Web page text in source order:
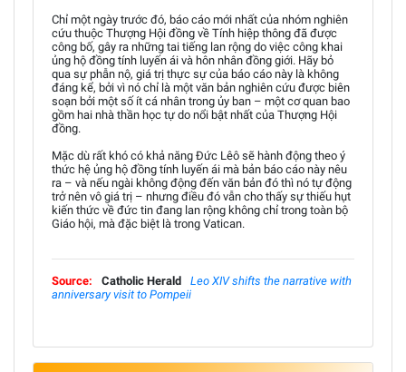
Chỉ một ngày trước đó, báo cáo mới nhất của nhóm nghiên
cứu thuộc Thượng Hội đồng về Tính hiệp thông đã được
công bố, gây ra những tai tiếng lan rộng do việc công khai
ủng hộ đồng tính luyến ái và hôn nhân đồng giới. Hãy bỏ
qua sự phẫn nộ, giá trị thực sự của báo cáo này là không
đáng kể, bởi vì nó chỉ là một văn bản nghiên cứu được biên
soạn bởi một số ít cá nhân trong ủy ban – một cơ quan bao
gồm hai nhà thần học tự do nổi bật nhất của Thượng Hội
đồng.
Mặc dù rất khó có khả năng Đức Lêô sẽ hành động theo ý
thức hệ ủng hộ đồng tính luyến ái mà bản báo cáo này nêu
ra – và nếu ngài không động đến văn bản đó thì nó tự động
trở nên vô giá trị – nhưng điều đó vẫn cho thấy sự thiếu hụt
kiến thức về đức tin đang lan rộng không chỉ trong toàn bộ
Giáo hội, mà đặc biệt là trong Vatican.
Source: Catholic Herald
Leo XIV shifts the narrative with
anniversary visit to Pompeii